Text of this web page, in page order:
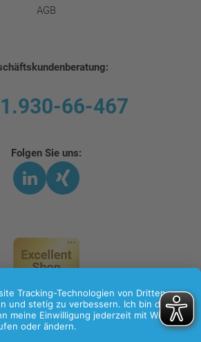
AGB
66-467
Folgen Sie uns:
LinkedIn